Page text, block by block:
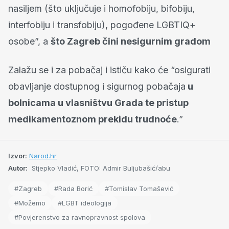
nasiljem (što uključuje i homofobiju, bifobiju,
interfobiju i transfobiju), pogođene LGBTIQ+
osobe”, a što Zagreb čini nesigurnim gradom
Zalažu se i za pobačaj i ističu kako će “osigurati
obavljanje dostupnog i sigurnog pobačaja u
bolnicama u vlasništvu Grada te pristup
medikamentoznom prekidu trudnoće.”
Izvor: Narod.hr
Autor: Stjepko Vladić, FOTO: Admir Buljubašić/abu
#Zagreb #Rada Borić
#Tomislav Tomašević
#Možemo
#LGBT ideologija
#Povjerenstvo za ravnopravnost spolova